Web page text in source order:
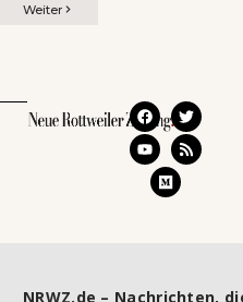
Weiter
NRWZ.de – Nachrichten,